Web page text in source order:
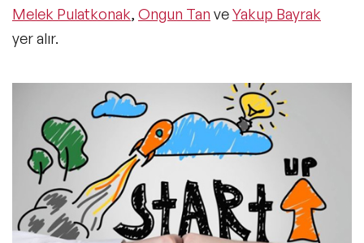
Melek Pulatkonak, Ongun Tan veYakup Bayrak
yer alır.